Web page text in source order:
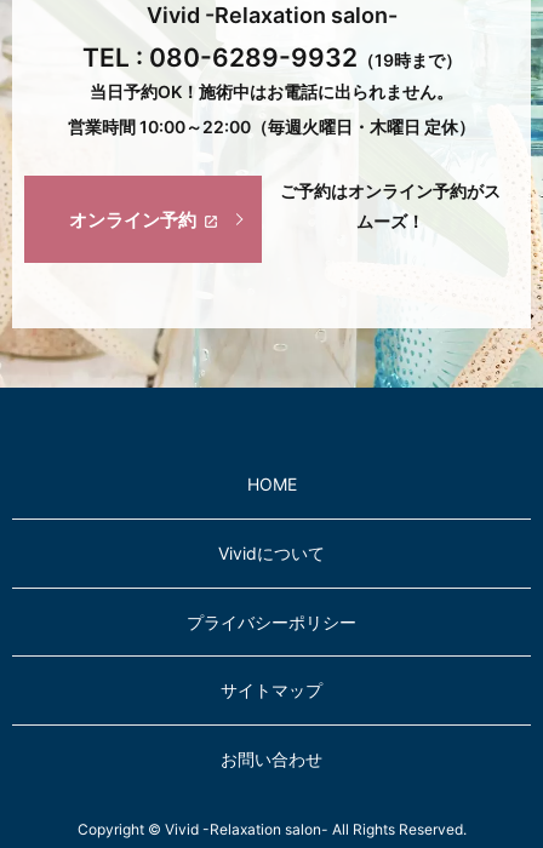
Vivid -Relaxation salon-
TEL : 080-6289-9932 （19時まで）
当日予約OK！施術中はお電話に出られません。
営業時間 10:00～22:00（毎週火曜日・木曜日 定休）
オンライン予約
ご予約はオンライン予約がス
ムーズ！
HOME
Vividについて
プライバシーポリシー
サイトマップ
お問い合わせ
Copyright © Vivid -Relaxation salon- All Rights Reserved.